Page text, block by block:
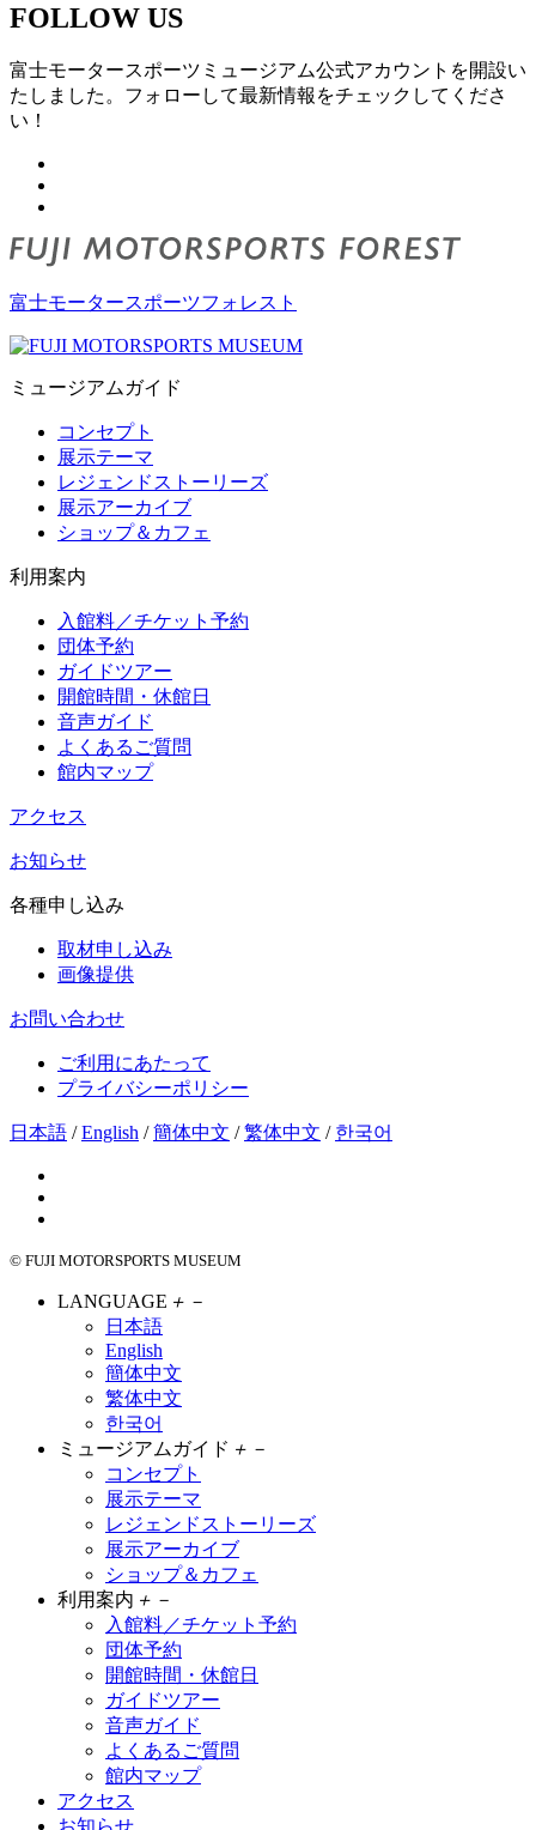
FOLLOW US
富士モータースポーツミュージアム公式アカウントを開設い
たしました。フォローして最新情報をチェックしてくださ
い！
富士モータースポーツフォレスト
ミュージアムガイド
コンセプト
展示テーマ
レジェンドストーリーズ
展示アーカイブ
ショップ＆カフェ
利用案内
入館料／チケット予約
団体予約
ガイドツアー
開館時間・休館日
音声ガイド
よくあるご質問
館内マップ
アクセス
お知らせ
各種申し込み
取材申し込み
画像提供
お問い合わせ
ご利用にあたって
プライバシーポリシー
日本語 /English /簡体中文 /繁体中文 / 한국어
© FUJI MOTORSPORTS MUSEUM
LANGUAGE ＋ －
日本語
English
簡体中文
繁体中文
한국어
ミュージアムガイド ＋ －
コンセプト
展示テーマ
レジェンドストーリーズ
展示アーカイブ
ショップ＆カフェ
利用案内 ＋ －
入館料／チケット予約
団体予約
開館時間・休館日
ガイドツアー
音声ガイド
よくあるご質問
館内マップ
アクセス